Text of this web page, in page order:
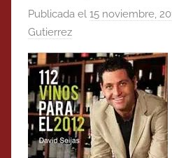
Publicada el 15 noviembre,
Gutierrez